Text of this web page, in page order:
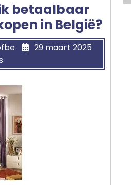
betaalbaar
in België?
29 maart 2025